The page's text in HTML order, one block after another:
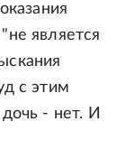
является
с этим
- нет. И